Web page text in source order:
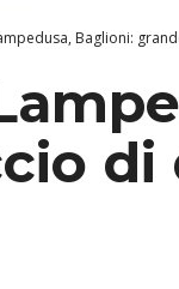
Baglioni:
di